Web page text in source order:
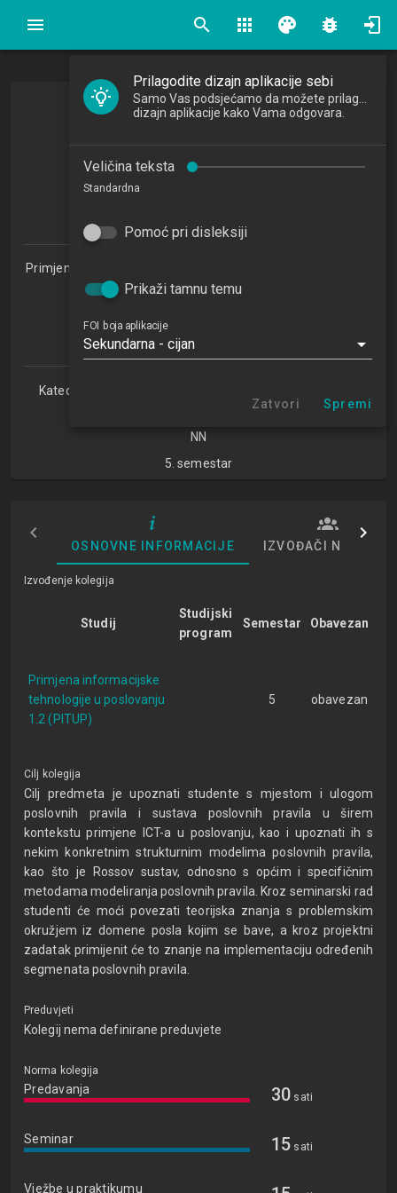
search apps palette bug_report
Modeliranje poslovnih pravila
Modelling Business Rules
2016/2017
Primjena informacijske tehnologije u poslovanju 1.2 (PITUP)
Studijski centar Zabok (PITUP 1.2)
Studijski centar Križevci
Studijski centar Sisak
Katedra za teorijske i primijenjene osnove informacijskih
NN
5. semestar
OSNOVNE INFORMACIJE IZVOĐAČI NASTAVE
Izvođenje kolegija
Studij
Studijski
program
Semestar Obavezan
Primjena informacijske
tehnologije u poslovanju
1.2 (PITUP)
5 obavezan
Cilj kolegija
Cilj predmeta je upoznati studente s mjestom i ulogom
poslovnih pravila i sustava poslovnih pravila u širem
kontekstu primjene ICT-a u poslovanju, kao i upoznati ih s
nekim konkretnim strukturnim modelima poslovnih pravila,
kao što je Rossov sustav, odnosno s općim i specifičnim
metodama modeliranja poslovnih pravila. Kroz seminarski rad
studenti će moći povezati teorijska znanja s problemskim
okružjem iz domene posla kojim se bave, a kroz projektni
zadatak primijenit će to znanje na implementaciju određenih
segmenata poslovnih pravila.
Preduvjeti
Kolegij nema definirane preduvjete
Norma kolegija
Predavanja 30 sati
Seminar 15 sati
Vježbe u praktikumu
Prilagodite dizajn aplikacije sebi
dizajn aplikacije kako Vama odgovara.
Veličina teksta
Standardna
Pomoć pri disleksiji
Prikaži tamnu temu
FOI boja aplikacije
Sekundarna - cijan
Zatvori Spremi